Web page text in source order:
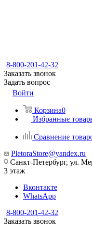
8-800-201-42-32
Заказать звонок
Задать вопрос
Войти
Корзина0
Избранные
Сравнение
PletoraStore@yandex.ru
Санкт-Петербург, ул.
3 этаж
Вконтакте
WhatsApp
8-800-201-42-32
Заказать звонок